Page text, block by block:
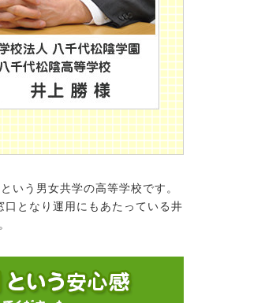
いう男女共学の高等学校です。
となり運用にもあたっている井